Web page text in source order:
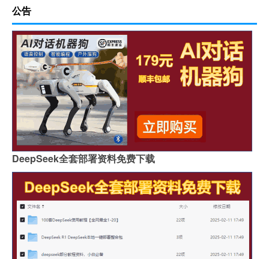
公告
DeepSeek全套部署资料免费下载